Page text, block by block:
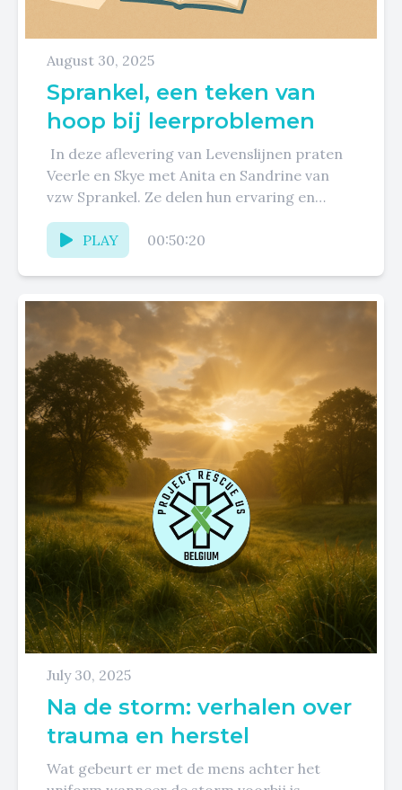
August 30, 2025
Sprankel, een teken van
hoop bij leerproblemen
In deze aflevering van Levenslijnen praten
Veerle en Skye met Anita en Sandrine van
vzw Sprankel. Ze delen hun ervaring en
expertise rond leerproblemen...
PLAY
00:50:20
July 30, 2025
Na de storm: verhalen over
trauma en herstel
Wat gebeurt er met de mens achter het